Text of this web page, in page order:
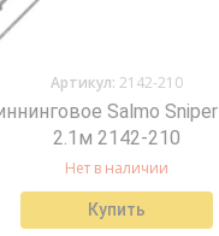
Артикул: 2142-210
Salmo
2.1м 2142-210
Нет в наличии
Купить